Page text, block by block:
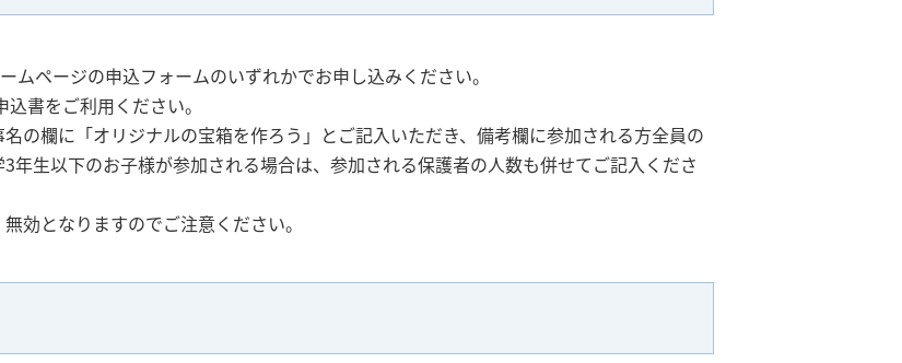
ムページの申込フォームのいずれかでお申し込みください。
込書をご利用ください。
の欄に「オリジナルの宝箱を作ろう」とご記入いただき、備考欄に参加される方全員の
年生以下のお子様が参加される場合は、参加される保護者の人数も併せてご記入くださ
効となりますのでご注意ください。